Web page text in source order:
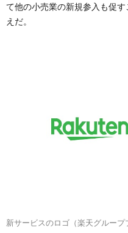
て他の小売業の新規参入も促
えだ。
新サービスのロゴ（楽天グループ